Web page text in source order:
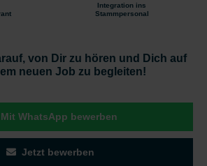
Integration ins
Stammpersonal
von Dir zu hören und Dich auf
neuen Job zu begleiten!
Mit WhatsApp bewerben
Jetzt bewerben